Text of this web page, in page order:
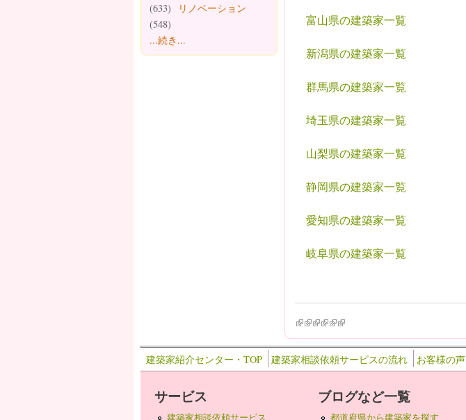
富山県の建築家一覧
新潟県の建築家一覧
群馬県の建築家一覧
埼玉県の建築家一覧
山梨県の建築家一覧
静岡県の建築家一覧
愛知県の建築家一覧
岐阜県の建築家一覧
(link is external)
(link is external)
(link is external)
(link is external)
(link is external)
(link is external)
(633)
リノベーション
(548)
...続き...
建築家紹介センター・TOP 建築家相談依頼サービスの流れ お客様の声
サービス
建築家相談依頼サービス
ブログなど一覧
都道府県から建築家を探す